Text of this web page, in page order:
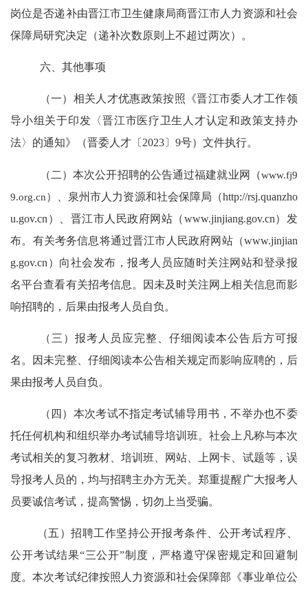
岗位是否递补由晋江市卫生健康局商晋江市人力资源和社会
保障局研究决定（递补次数原则上不超过两次）。
六、其他事项
（一）相关人才优惠政策按照《晋江市委人才工作领
导小组关于印发 〈晋江市医疗卫生人才认定和政策支持办
法〉 的通知》（晋委人才 〔2023 〕9号）文件执行。
（二）本次公开招聘的公告通过福建就业网（www.fj9
9.org.cn）、泉州市人力资源和社会保障局（http://rsj.quanzho
u.gov.cn ） 晋江市人民政府网站（www.jinjiang.gov.cn） 发
布。有关考务信息将通过晋江市人民政府网站（www.jinjian
g.gov.cn ） 向社会发布，报考人员应随时关注网站和登录报
名平台查看有关招考信息。因未及时关注网上相关信息而影
响招聘的，后果由报考人员自负。
（三）报考人员应完整、仔细阅读本公告后方可报
名。因未完整、仔细阅读本公告相关规定而影响应聘的，后
果由报考人员自负。
（四）本次考试不指定考试辅导用书，不举办也不委
托任何机构和组织举办考试辅导培训班。社会上凡称与本次
考试相关的复习教材、培训班、网站、上网卡、试题等，误
导报考人员的，均与招聘主办方无关。郑重提醒广大报考人
员要诚信考试，提高警惕，切勿上当受骗。
（五）招聘工作坚持公开报考条件、公开考试程序、
公开考试结果“三公开”制度，严格遵守保密规定和回避制
度。本次考试纪律按照人力资源和社会保障部《事业单位公